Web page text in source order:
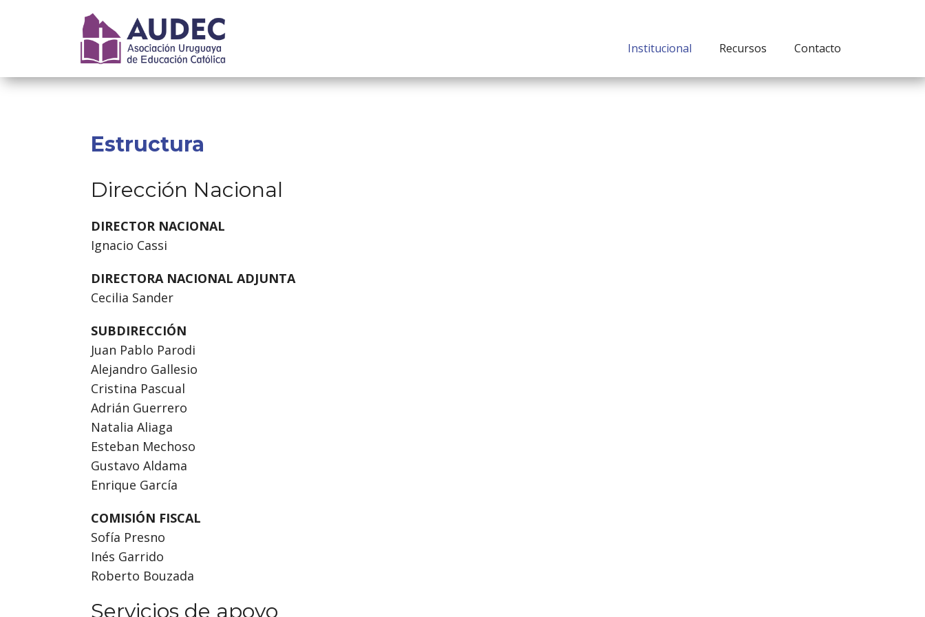
Institucional Recursos Contacto
Estructura
Dirección Nacional
DIRECTOR NACIONAL
Ignacio Cassi
DIRECTORA NACIONAL ADJUNTA
Cecilia Sander
SUBDIRECCIÓN
Juan Pablo Parodi
Alejandro Gallesio
Cristina Pascual
Adrián Guerrero
Natalia Aliaga
Esteban Mechoso
Gustavo Aldama
Enrique García
COMISIÓN FISCAL
Sofía Presno
Inés Garrido
Roberto Bouzada
Servicios de apoyo